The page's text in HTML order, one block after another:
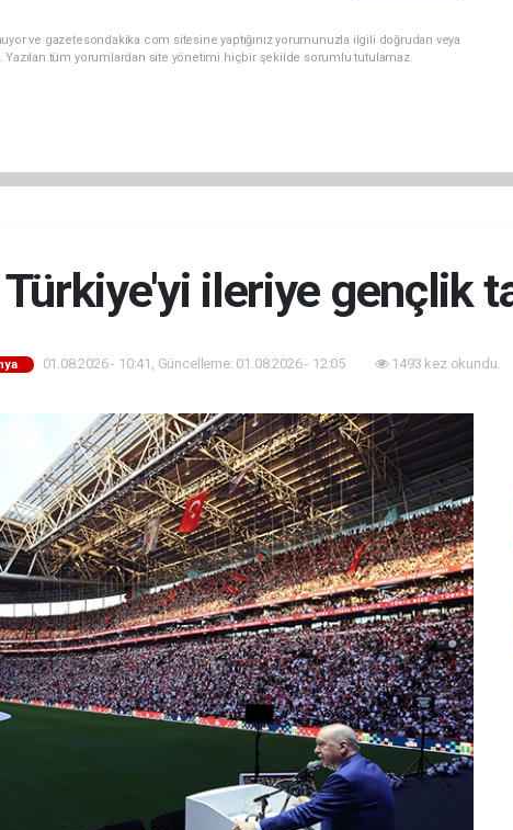
ve gazetesondakika.com sitesine yaptığınız yorumunuzla ilgili doğrudan veya
Yazılan tüm yorumlardan site yönetimi hiçbir şekilde sorumlu tutulamaz.
ileriye gençlik
01.08.2026 - 10:41, Güncelleme: 01.08.2026 - 12:05 1493 kez okundu.